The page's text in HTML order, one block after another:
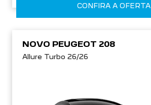
CONFIRA A OFERTA
NOVO PEUGEOT 208
Allure Turbo 26/26